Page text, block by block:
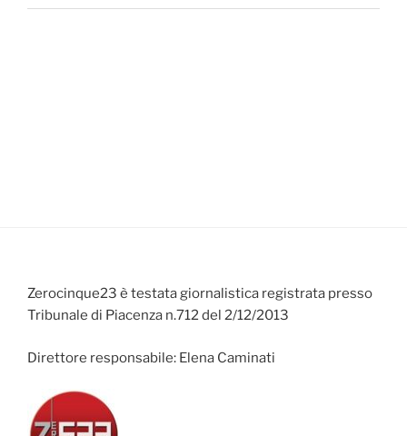
Zerocinque23 è testata giornalistica registrata presso
Tribunale di Piacenza n.712 del 2/12/2013
Direttore responsabile: Elena Caminati